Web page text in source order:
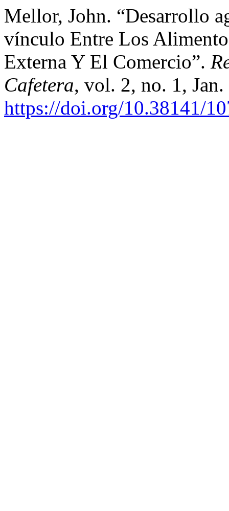
Mellor, John. “Desarrollo
vínculo Entre Los
Externa Y El Comercio”.
Cafetera, vol. 2, no. 1,
https://doi.org/10.38141/